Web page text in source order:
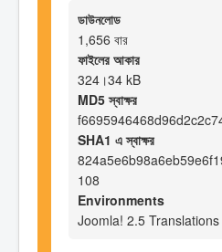
ডাউনলোড
1,656 বার
ফাইলের আকার
324।34 kB
MD5 স্বাক্ষর
SHA1 এ স্বাক্ষর
108
Environments
Joomla! 2.5 Translations